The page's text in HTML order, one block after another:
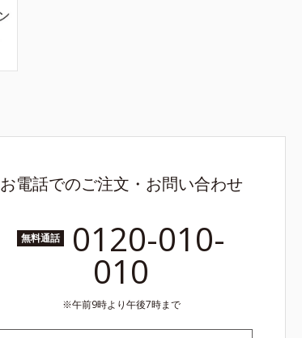
お電話でのご注文・お問い合わせ
無料通話 0120-010-
010
午前9時より午後7時まで